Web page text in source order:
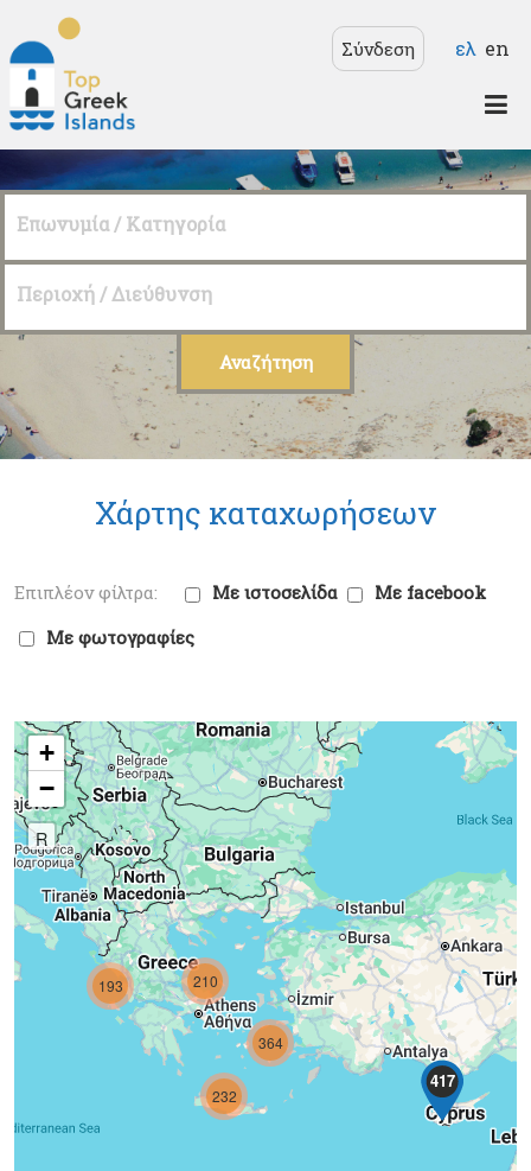
κυρίως περιεχόμενο
Top
Greek
Islands
Σύνδεση ελ en
Επωνυμία / Κατηγορία
Περιοχή / Διεύθυνση
Χάρτης καταχωρήσεων
Με ιστοσελίδα
Με facebook
Με φωτογραφίες
193
417
210
232
364
+
−
R